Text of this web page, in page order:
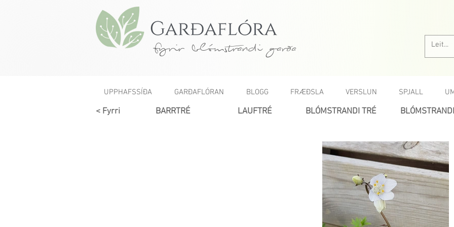
fyrir blómstrandi garða
UPPHAFSSÍÐA GARÐAFLÓRAN BLOGG FRÆÐSLA VERSLUN SPJALL
< Fyrri BARRTRÉ LAUFTRÉ BLÓMSTRANDI TRÉ